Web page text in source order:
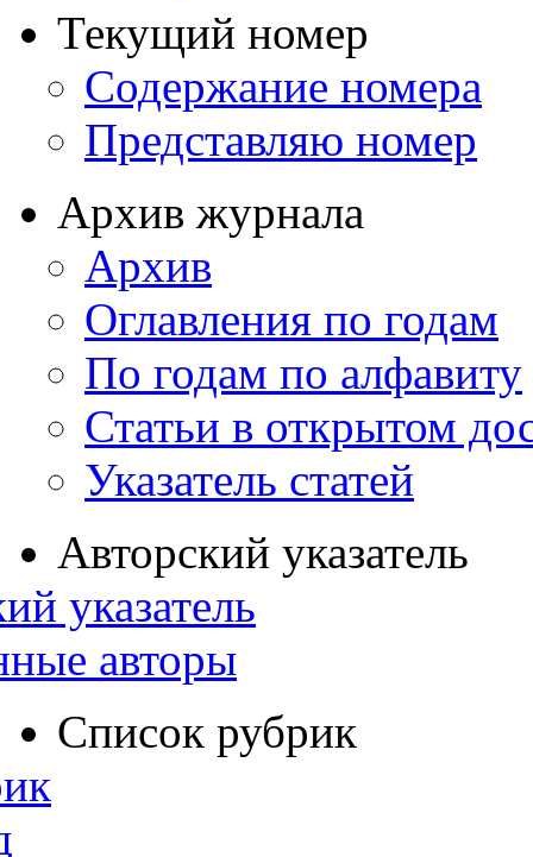
Текущий номер
Содержание номера
Представляю номер
Архив журнала
Архив
Оглавления по годам
По годам по алфавиту
Статьи в открытом
Указатель статей
Авторский указатель
указатель
авторы
Список рубрик